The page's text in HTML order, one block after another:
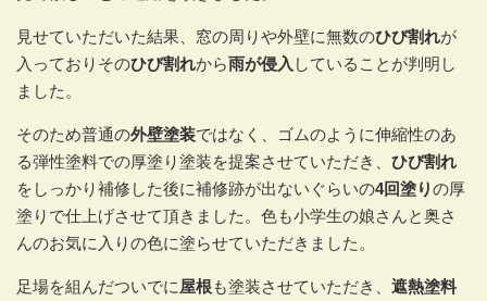
見せていただいた結果、窓の周りや外壁に無数のひび割れが
入っておりそのひび割れから雨が侵入 していることが判明し
ました。
そのため普通の外壁塗装ではなく、ゴムのように伸縮性のあ
る弾性塗料での厚塗り塗装を提案させていただき、 ひび割れ
をしっかり補修した後に補修跡が出ないぐらいの4回塗りの厚
塗りで仕上げさせて頂きました。色も小学生の娘さんと奥さ
んのお気に入りの色に塗らせていただきました。
足場を組んだついでに屋根も塗装させていただき、 遮熱塗料